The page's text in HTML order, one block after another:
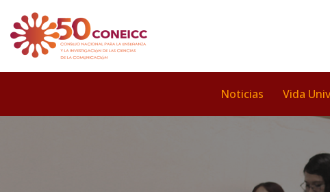
Saltar
contenido
Noticias Vida